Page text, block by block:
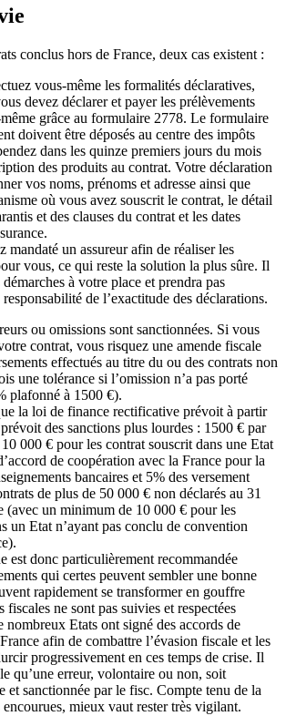
conclus hors de France, deux cas existent :
vous-même les formalités déclaratives,
devez déclarer et payer les prélèvements
grâce au formulaire 2778. Le formulaire
doivent être déposés au centre des impôts
dans les quinze premiers jours du mois
des produits au contrat. Votre déclaration
vos noms, prénoms et adresse ainsi que
où vous avez souscrit le contrat, le détail
et des clauses du contrat et les dates
mandaté un assureur afin de réaliser les
vous, ce qui reste la solution la plus sûre. Il
à votre place et prendra pas
de l’exactitude des déclarations.
ou omissions sont sanctionnées. Si vous
contrat, vous risquez une amende fiscale
effectués au titre du ou des contrats non
une tolérance si l’omission n’a pas porté
plafonné à 1500 €).
la loi de finance rectificative prévoit à partir
des sanctions plus lourdes : 1500 € par
000 € pour les contrat souscrit dans une Etat
de coopération avec la France pour la
bancaires et 5% des versement
de plus de 50 000 € non déclarés au 31
(avec un minimum de 10 000 € pour les
un Etat n’ayant pas conclu de convention
est donc particulièrement recommandée
qui certes peuvent sembler une bonne
rapidement se transformer en gouffre
fiscales ne sont pas suivies et respectées
nombreux Etats ont signé des accords de
afin de combattre l’évasion fiscale et les
progressivement en ces temps de crise. Il
qu’une erreur, volontaire ou non, soit
et sanctionnée par le fisc. Compte tenu de la
encourues, mieux vaut rester très vigilant.